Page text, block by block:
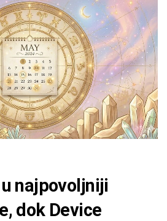
najpovoljniji
dok Device